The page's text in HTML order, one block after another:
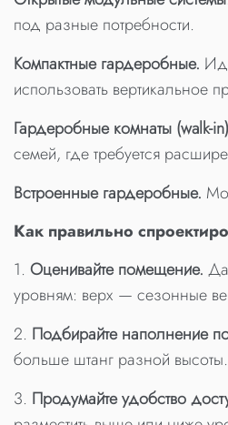
под разные потребности.
Компактные гардеробные.
использовать вертикальное
Гардеробные комнаты (walk-
семей, где требуется
Встроенные гардеробные.
Как правильно
1. Оценивайте помещение.
уровням: верх — сезонные
2. Подбирайте наполнение
больше штанг разной
3. Продумайте удобство